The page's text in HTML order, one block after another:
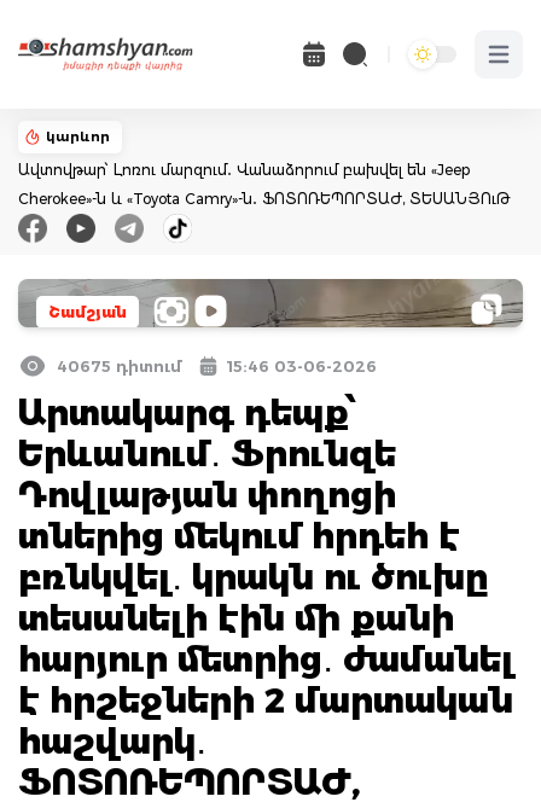
Open
կարևոր
Ավտովթար՝ Լոռու մարզում․ Վանաձորում բախվել են «Jeep
Cherokee»-ն և «Toyota Camry»-ն․ ՖՈՏՈՌԵՊՈՐՏԱԺ, ՏԵՍԱՆՅՈւԹ
Շամշյան
40675 դիտում 15:46 03-06-2026
Արտակարգ դեպք՝
Երևանում․ Ֆրունզե
Դովլաթյան փողոցի
տներից մեկում հրդեհ է
բռնկվել․ կրակն ու ծուխը
տեսանելի էին մի քանի
հարյուր մետրից․ ժամանել
է հրշեջների 2 մարտական
հաշվարկ․
ՖՈՏՈՌԵՊՈՐՏԱԺ,